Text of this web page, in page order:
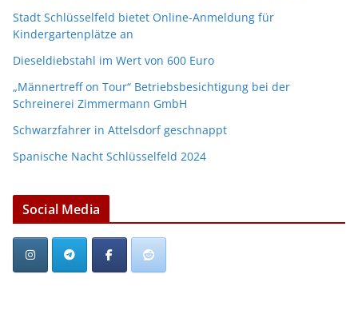
Stadt Schlüsselfeld bietet Online-Anmeldung für
Kindergartenplätze an
Dieseldiebstahl im Wert von 600 Euro
„Männertreff on Tour“ Betriebsbesichtigung bei der
Schreinerei Zimmermann GmbH
Schwarzfahrer in Attelsdorf geschnappt
Spanische Nacht Schlüsselfeld 2024
Social Media